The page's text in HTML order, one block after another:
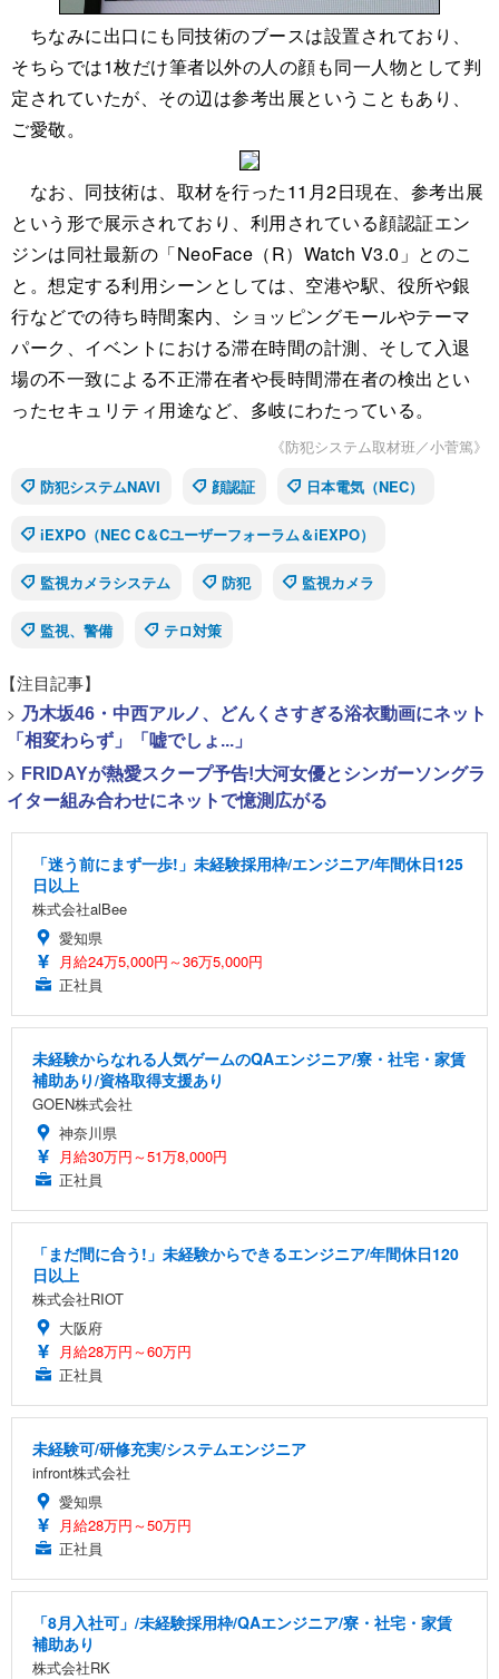
ちなみに出口にも同技術のブースは設置されており、
そちらでは1枚だけ筆者以外の人の顔も同一人物として判
定されていたが、その辺は参考出展ということもあり、
ご愛敬。
なお、同技術は、取材を行った11月2日現在、参考出展
という形で展示されており、利用されている顔認証エン
ジンは同社最新の「NeoFace（R）Watch V3.0」とのこ
と。想定する利用シーンとしては、空港や駅、役所や銀
行などでの待ち時間案内、ショッピングモールやテーマ
パーク、イベントにおける滞在時間の計測、そして入退
場の不一致による不正滞在者や長時間滞在者の検出とい
ったセキュリティ用途など、多岐にわたっている。
《防犯システム取材班／小菅篤》
防犯システムNAVI
顔認証 日本電気（NEC）
iEXPO（NEC C＆Cユーザーフォーラム＆iEXPO）
監視カメラシステム 防犯 監視カメラ
監視、警備 テロ対策
【注目記事】
> 乃木坂46・中西アルノ、どんくさすぎる浴衣動画にネット
「相変わらず」「嘘でしょ...」
> FRIDAYが熱愛スクープ予告!大河女優とシンガーソングラ
イター組み合わせにネットで憶測広がる
「迷う前にまず一歩!」未経験採用枠/エンジニア/年間休日125
日以上
株式会社alBee
愛知県
月給24万5,000円～36万5,000円
正社員
未経験からなれる人気ゲームのQAエンジニア/寮・社宅・家賃
補助あり/資格取得支援あり
GOEN株式会社
神奈川県
月給30万円～51万8,000円
正社員
「まだ間に合う!」未経験からできるエンジニア/年間休日120
日以上
株式会社RIOT
大阪府
月給28万円～60万円
正社員
未経験可/研修充実/システムエンジニア
infront株式会社
愛知県
月給28万円～50万円
正社員
「8月入社可」/未経験採用枠/QAエンジニア/寮・社宅・家賃
補助あり
株式会社RK